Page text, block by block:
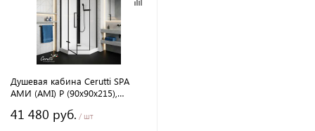
Душевая кабина Cerutti SPA
АМИ (AMI) P (90х90х215),
крышей
41 480 руб. / шт